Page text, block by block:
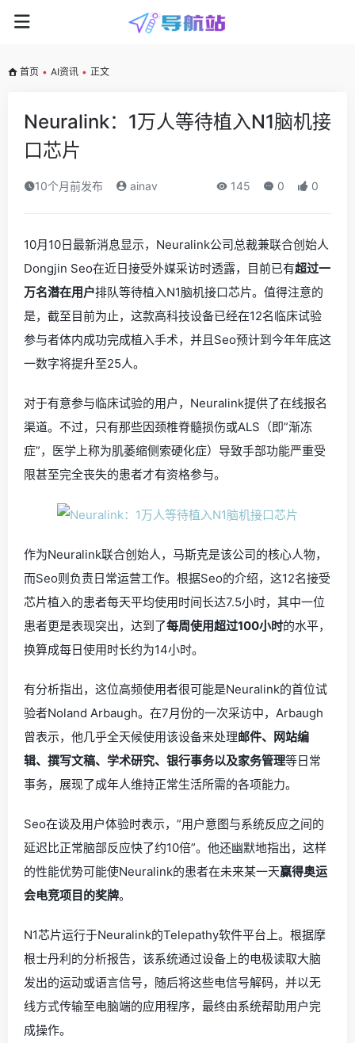
首页 • AI资讯 • 正文
Neuralink：1万人等待植入N1脑机接
口芯片
10个月前发布 ainav 145 0 0
10月10日最新消息显示，Neuralink公司总裁兼联合创始人
Dongjin Seo在近日接受外媒采访时透露，目前已有超过一
万名潜在用户排队等待植入N1脑机接口芯片。值得注意的
是，截至目前为止，这款高科技设备已经在12名临床试验
参与者体内成功完成植入手术，并且Seo预计到今年年底这
一数字将提升至25人。
对于有意参与临床试验的用户，Neuralink提供了在线报名
渠道。不过，只有那些因颈椎脊髓损伤或ALS（即”渐冻
症”，医学上称为肌萎缩侧索硬化症）导致手部功能严重受
限甚至完全丧失的患者才有资格参与。
作为Neuralink联合创始人，马斯克是该公司的核心人物，
而Seo则负责日常运营工作。根据Seo的介绍，这12名接受
芯片植入的患者每天平均使用时间长达7.5小时，其中一位
患者更是表现突出，达到了每周使用超过100小时的水平，
换算成每日使用时长约为14小时。
有分析指出，这位高频使用者很可能是Neuralink的首位试
验者Noland Arbaugh。在7月份的一次采访中，Arbaugh
曾表示，他几乎全天候使用该设备来处理邮件、网站编
辑、撰写文稿、学术研究、银行事务以及家务管理等日常
事务，展现了成年人维持正常生活所需的各项能力。
Seo在谈及用户体验时表示，”用户意图与系统反应之间的
延迟比正常脑部反应快了约10倍”。他还幽默地指出，这样
的性能优势可能使Neuralink的患者在未来某一天赢得奥运
会电竞项目的奖牌。
N1芯片运行于Neuralink的Telepathy软件平台上。根据摩
根士丹利的分析报告，该系统通过设备上的电极读取大脑
发出的运动或语言信号，随后将这些电信号解码，并以无
线方式传输至电脑端的应用程序，最终由系统帮助用户完
成操作。